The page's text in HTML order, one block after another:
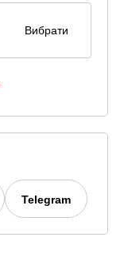
Вибрати
Telegram